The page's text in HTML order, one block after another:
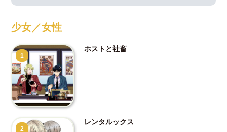
少女／女性
1
ホストと社畜
2
レンタルックス